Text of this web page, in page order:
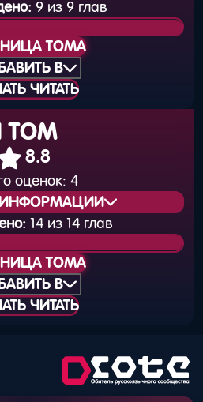
978-4-0406-8008-8
Вышел
25 сентября 2015
года
30 сентября 2015
9
978-4-0406-7778-1
9 из 9 глав
ТОМА
В
ЧИТАТЬ
ТОМ
8.8
оценок: 4
Вышел
25 мая 2015 года
31 мая 2015 года
14 из 14 глав
ТОМА
В
ЧИТАТЬ